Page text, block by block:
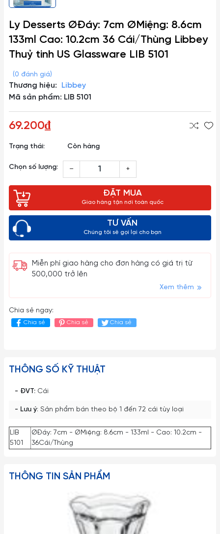
Ly Desserts ØĐáy: 7cm ØMiệng: 8.6cm
133ml Cao: 10.2cm 36 Cái/Thùng Libbey
Thuỷ tinh US Glassware LIB 5101
(0 đánh giá)
Thương hiệu:
Libbey
Mã sản phẩm: LIB 5101
69.200₫
Trạng thái: Còn hàng
Chọn số lượng: – +
ĐẶT MUA
Giao hàng tận nơi toàn quốc
TƯ VẤN
Chúng tôi sẽ gọi lại cho bạn
Miễn phí giao hàng cho đơn hàng có giá trị từ
500,000 trở lên
Xem thêm
Chia sẻ ngay:
Chia sẻ Chia sẻ Chia sẻ
THÔNG SỐ KỸ THUẬT
- ĐVT: Cái
- Lưu ý: Sản phẩm bán theo bộ 1 đến 72 cái tùy loại
LIB
5101
ØĐáy: 7cm - ØMiệng: 8.6cm - 133ml - Cao: 10.2cm -
36Cái/Thùng
THÔNG TIN SẢN PHẨM